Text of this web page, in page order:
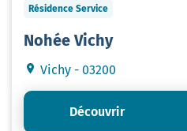
Résidence Service
Nohée Vichy
Vichy - 03200
Découvrir